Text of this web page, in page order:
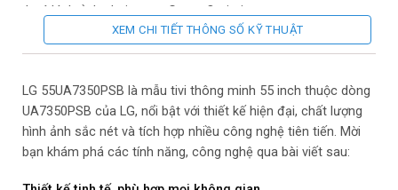
hoá hình ảnh chơi game Game Optimizer
Công nghệ âm thanh:
Sound Sync, TV Sound Mode Share, α7 AI Sound Pro
Kết nối:
Bluetooth, LAN, Wifi
XEM CHI TIẾT THÔNG SỐ KỸ THUẬT
LG 55UA7350PSB là mẫu tivi thông minh 55 inch thuộc dòng
UA7350PSB của LG, nổi bật với thiết kế hiện đại, chất lượng
hình ảnh sắc nét và tích hợp nhiều công nghệ tiên tiến. Mời
bạn khám phá các tính năng, công nghệ qua bài viết sau: